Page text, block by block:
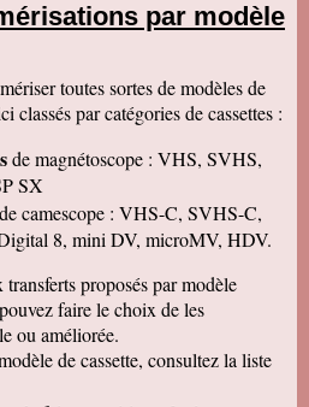
décidé de vous confier les
reçu ma commande, j'ai
par la qualité des
l'occasion se présente.
félicitations pour le suivi de
pas de vous
donner des nouvelles.
parents merci beaucoup
Tout est parfait :
et résultat de mes
vhs. Merci merci ! A très
par modèle
toutes sortes de modèles de
classés par catégories de cassettes :
de magnétoscope : VHS, SVHS,
SX
de camescope : VHS-C, SVHS-C,
8, mini DV, microMV, HDV.
proposés par modèle
faire le choix de les
ou améliorée.
de cassette, consultez la liste